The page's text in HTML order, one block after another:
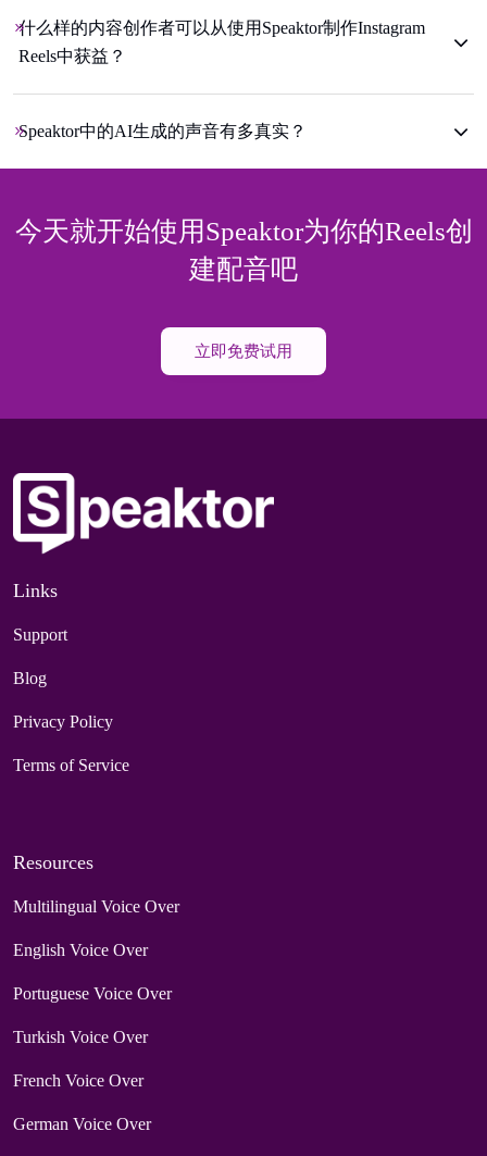
什么样的内容创作者可以从使用Speaktor制作Instagram
Reels中获益？
Speaktor中的AI生成的声音有多真实？
今天就开始使用Speaktor为你的Reels创
建配音吧
立即免费试用
Links
Support
Blog
Privacy Policy
Terms of Service
Resources
Multilingual Voice Over
English Voice Over
Portuguese Voice Over
Turkish Voice Over
French Voice Over
German Voice Over